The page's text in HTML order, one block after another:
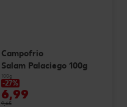
Campofrio
Salam Palaciego 100g
100g
-27%
6,99
9,65